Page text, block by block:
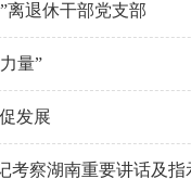
离退休干部党支部
量”
发展
考察湖南重要讲话及指